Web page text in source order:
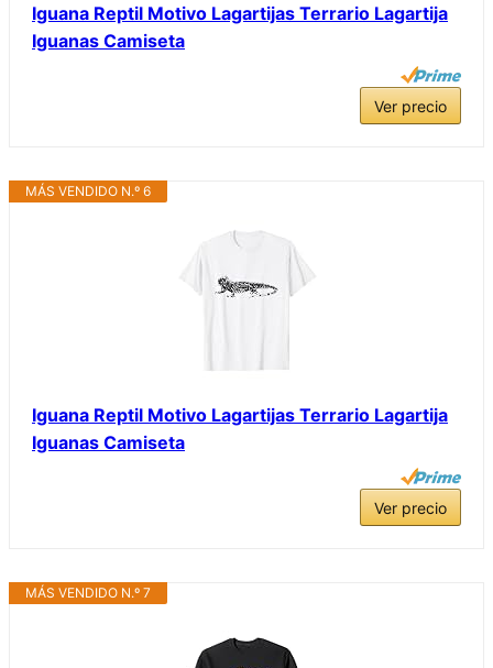
Iguana Reptil Motivo Lagartijas Terrario Lagartija
Iguanas Camiseta
Ver precio
MÁS VENDIDO N.º 6
Iguana Reptil Motivo Lagartijas Terrario Lagartija
Iguanas Camiseta
Ver precio
MÁS VENDIDO N.º 7